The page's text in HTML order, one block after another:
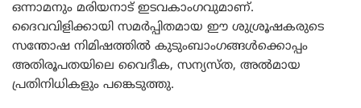
ഒന്നാമനും മരിയനാട് ഇടവകാംഗവുമാണ്.
ദൈവവിളിക്കായി സമർപ്പിതമായ ഈ ശുശ്രൂഷകരുടെ
സന്തോഷ നിമിഷത്തിൽ കുടുംബാംഗങ്ങൾക്കൊപ്പം
അതിരൂപതയിലെ വൈദീക, സന്യസ്ത, അൽമായ
പ്രതിനിധികളും പങ്കെടുത്തു.